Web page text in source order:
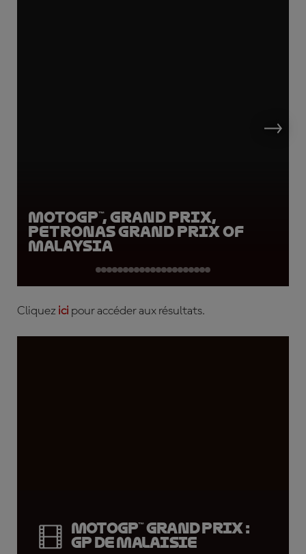
MotoGP™, Grand Prix,
Petronas Grand Prix of
Malaysia
Cliquez ici pour accéder aux résultats.
MotoGP™ Grand Prix :
GP de Malaisie